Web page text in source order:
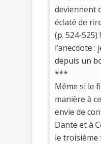
deviennent
éclaté de
(p. 524-525)
l’anecdote :
depuis un
***
Même si le
manière à
envie de
Dante et à
le troisième